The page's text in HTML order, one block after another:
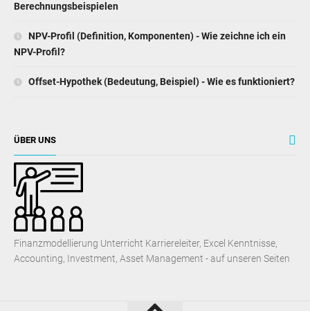
Berechnungsbeispielen
NPV-Profil (Definition, Komponenten) - Wie zeichne ich ein
NPV-Profil?
Offset-Hypothek (Bedeutung, Beispiel) - Wie es funktioniert?
ÜBER UNS
Finanzmodellierung Unterricht Karriereleiter, Excel Kenntnisse,
Accounting, Investment, Asset Management - auf unseren Seiten